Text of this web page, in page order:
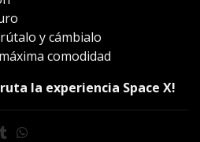
y cámbialo
comodidad
la experiencia Space X!